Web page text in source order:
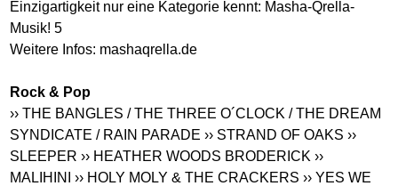
Einzigartigkeit nur eine Kategorie kennt: Masha-Qrella-
Musik! 5
Weitere Infos: mashaqrella.de
Rock & Pop
›› THE BANGLES / THE THREE O´CLOCK / THE DREAM
SYNDICATE / RAIN PARADE ›› STRAND OF OAKS ››
SLEEPER ›› HEATHER WOODS BRODERICK ››
MALIHINI
›› HOLY MOLY & THE CRACKERS ›› YES WE